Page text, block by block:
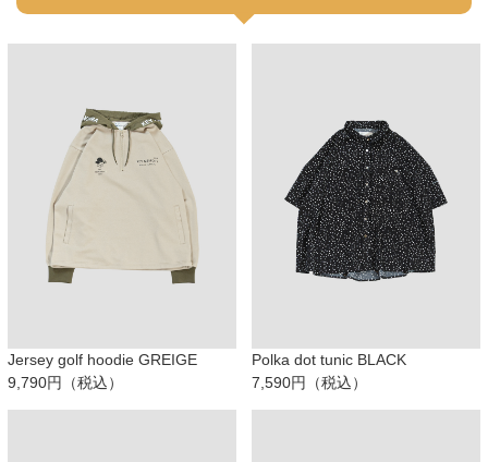
Jersey golf hoodie GREIGE
9,790円（税込）
Polka dot tunic BLACK
7,590円（税込）